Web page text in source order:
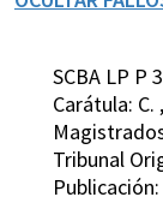
SCBA LP P
Carátula:
Tribunal